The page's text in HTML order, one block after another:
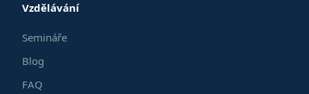
Vzdělávání
Semináře
Blog
FAQ